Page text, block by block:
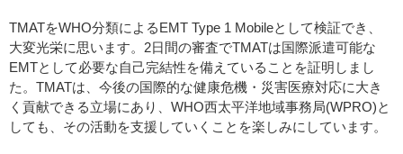
TMATをWHO分類によるEMT Type 1 Mobileとして検証でき、
大変光栄に思います。2日間の審査でTMATは国際派遣可能な
EMTとして必要な自己完結性を備えていることを証明しまし
た。TMATは、今後の国際的な健康危機・災害医療対応に大き
く貢献できる立場にあり、WHO西太平洋地域事務局(WPRO)と
しても、その活動を支援していくことを楽しみにしています。